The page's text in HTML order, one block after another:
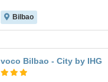
Bilbao
voco Bilbao - City by IHG